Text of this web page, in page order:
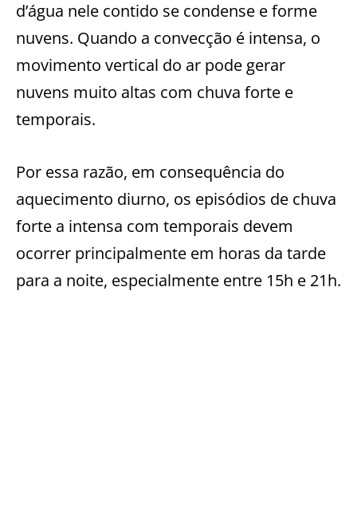
d’água nele contido se condense e forme
nuvens. Quando a convecção é intensa, o
movimento vertical do ar pode gerar
nuvens muito altas com chuva forte e
temporais.
Por essa razão, em consequência do
aquecimento diurno, os episódios de chuva
forte a intensa com temporais devem
ocorrer principalmente em horas da tarde
para a noite, especialmente entre 15h e 21h.